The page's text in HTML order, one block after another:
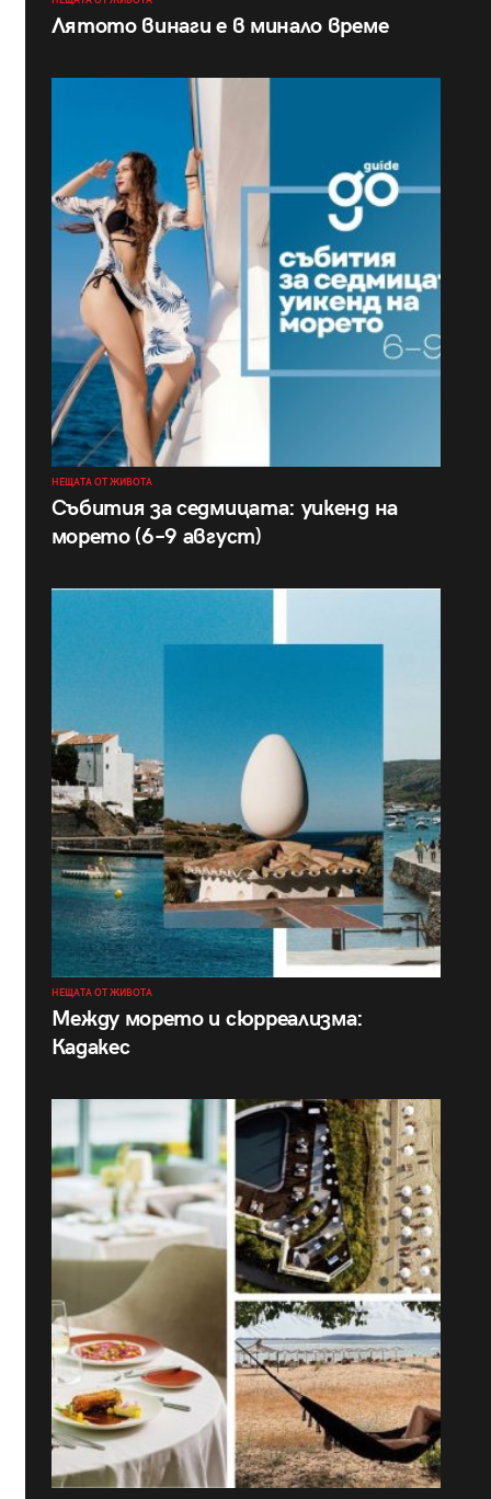
Лятото винаги е в минало време
НЕЩАТА ОТ ЖИВОТА
Събития за седмицата: уикенд на
морето (6–9 август)
НЕЩАТА ОТ ЖИВОТА
Между морето и сюрреализма:
Кадакес